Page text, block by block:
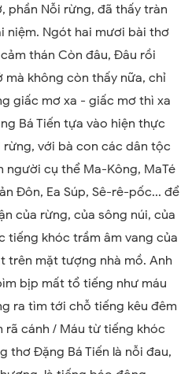
phần Nỗi rừng, đã thấy tràn
niệm. Ngót hai mươi bài thơ
thán Còn đâu, Đâu rồi
mà không còn thấy nữa, chỉ
giấc mơ xa - giấc mơ thì xa
Bá Tiến tựa vào hiện thực
với bà con các dân tộc
người cụ thể Ma-Kông, MaTé
Đôn, Ea Súp, Sê-rê-pốc... để
của rừng, của sông núi, của
tiếng khóc trầm âm vang của
trên mặt tượng nhà mồ. Anh
bịp mất tổ tiếng như máu
ra tìm tới chỗ tiếng kêu đêm
rã cánh / Máu từ tiếng khóc
thơ Đặng Bá Tiến là nỗi đau,